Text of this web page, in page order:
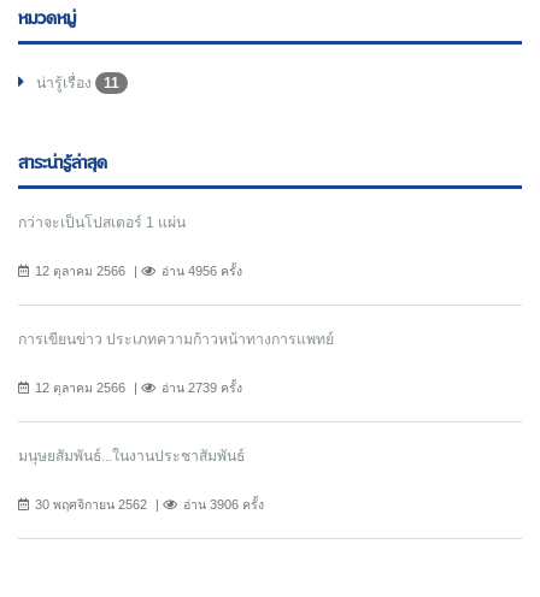
หมวดหมู่
น่ารู้เรื่อง 11
สาระน่ารู้ล่าสุด
กว่าจะเป็นโปสเตอร์ 1 แผ่น
12 ตุลาคม 2566 อ่าน 4956 ครั้ง
การเขียนข่าว ประเภทความก้าวหน้าทางการแพทย์
12 ตุลาคม 2566 อ่าน 2739 ครั้ง
มนุษยสัมพันธ์...ในงานประชาสัมพันธ์
30 พฤศจิกายน 2562 อ่าน 3906 ครั้ง